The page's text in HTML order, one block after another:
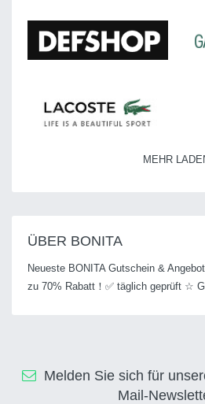
MEHR
ÜBER BONITA
Neueste BONITA Gutschein &
zu 70% Rabatt！✅ täglich geprüft ☆
Melden Sie sich für
Mail-